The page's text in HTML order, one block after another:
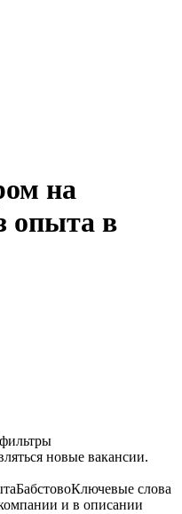
на
опыта в
новые вакансии.
БабстовоКлючевые слова
и в описании